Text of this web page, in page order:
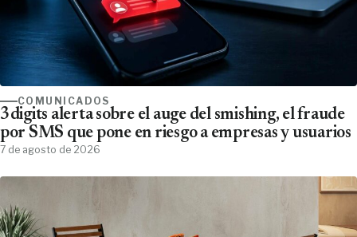
COMUNICADOS
3digits alerta sobre el auge del smishing, el fraude
por SMS que pone en riesgo a empresas y usuarios
7 de agosto de 2026